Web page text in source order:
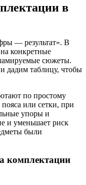
в
— результат». В
конкретные
сюжеты.
дадим таблицу, чтобы
по простому
или сетки, при
упоры и
и уменьшает риск
были
комплектации